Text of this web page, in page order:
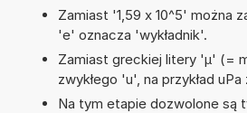
Zamiast '1,59 x 10^5' można
'e' oznacza 'wykładnik'.
Zamiast greckiej litery 'µ' (=
zwykłego 'u', na przykład
Na tym etapie dozwolone są